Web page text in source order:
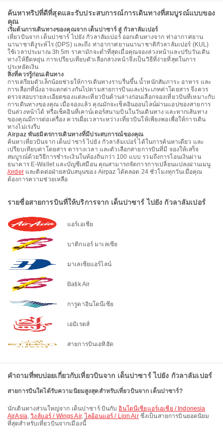
ค้นหาทริปที่ดีที่สุดและรับประสบการณ์การเดินทางที่สมบูรณ์แบบของ
คุณ
เริ่มต้นการเดินทางของคุณจาก เด็นปาซาร์ สู่ กัวลาลัมเปอร์
เที่ยวบินจาก เด็นปาซาร์ ไปยัง กัวลาลัมเปอร์ ออกเดินทางจาก ท่าอากาศยาน
นานาชาติงูระห์ไร (DPS) และถึง ท่าอากาศยานนานาชาติกัวลาลัมเปอร์ (KUL)
ใช้เวลาประมาณ 3h 5m ราคามักจะต่ำที่สุดเมื่อคุณจองล่วงหน้าและปรับวันเดิน
ทางให้ยืดหยุ่น การเปรียบเทียบตัวเลือกล่วงหน้าจึงเป็นวิธีที่ง่ายที่สุดในการ
ประหยัดเงิน
สิ่งที่ควรรู้ก่อนเดินทาง
การเตรียมตัวเล็กน้อยช่วยให้การเดินทางราบรื่นขึ้น น้ำหนักสัมภาระ อาหาร และ
การเลือกที่นั่งอาจแตกต่างกันไปตามสายการบินและประเภทค่าโดยสาร จึงควร
ตรวจสอบรายละเอียดของแต่ละเที่ยวบินด้านล่างก่อนเลือกจองเที่ยวบินที่เหมาะกับ
การเดินทางของคุณ เมื่อจองแล้ว คุณมักจะเช็คอินออนไลน์ผ่านแอปของสายการ
บินล่วงหน้าได้ หรือเช็คอินที่เคาน์เตอร์สนามบินในวันเดินทาง และหากเส้นทาง
ของคุณมีการต่อเครื่อง ควรเผื่อเวลาระหว่างเที่ยวบินให้เพียงพอเพื่อให้การเดิน
ทางไม่เร่งรีบ
Airpaz พันธมิตรการเดินทางที่มีประสบการณ์ของคุณ
ค้นหาเที่ยวบินจาก เด็นปาซาร์ ไปยัง กัวลาลัมเปอร์ ได้ในการค้นหาเดียว และ
เปรียบเทียบค่าโดยสาร ตารางเวลา และตัวเลือกสายการบินที่มี จองให้เสร็จ
สมบูรณ์ด้วยวิธีการชำระเงินในท้องถิ่นกว่า 100 แบบ รวมถึงการโอนเงินผ่าน
ธนาคาร E-Wallet และบัญชีเสมือน คุณสามารถจัดการการเปลี่ยนแปลงผ่านเมนู
/orderและติดต่อฝ่ายสนับสนุนของ Airpaz ได้ตลอด 24 ชั่วโมงทุกวันเมื่อคุณ
ต้องการความช่วยเหลือ
รายชื่อสายการบินที่ให้บริการจาก เด็นปาซาร์ ไปยัง กัวลาลัมเปอร์
แอร์เอเชีย
บาติกแอร์ มาเลเซีย
มาเลเซียแอร์ไลน์
Batik Air
การูดาอินโดนีเซีย
เอมิเรตส์
สายการบินเอทิฮัด
คำถามที่พบบ่อยเกี่ยวกับเที่ยวบินจาก เด็นปาซาร์ ไปยัง กัวลาลัมเปอร์
สายการบินใดได้รับความนิยมสูงสุดสำหรับเที่ยวบินจาก เด็นปาซาร์?
นักเดินทางส่วนใหญ่จาก เด็นปาซาร์ บินกับอินโดนีเซียแอร์เอเชีย / Indonesia
AirAsia,วิงส์แอร์ / Wings Air,ไลอ้อนแอร์ / Lion Airซึ่งเป็นสายการบินยอดนิยม
ที่สุดสำหรับเที่ยวบินจากเมืองนี้